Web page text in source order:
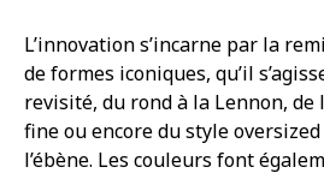
L’innovation s’incarne par la
de formes iconiques, qu’il
revisité, du rond à la Lennon, de
fine ou encore du style
l’ébène. Les couleurs font